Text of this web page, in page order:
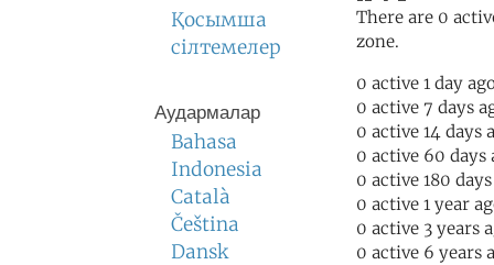
Қосымша
сілтемелер
Аудармалар
Bahasa
Indonesia
Català
Čeština
Dansk
There are 0
zone.
0 active 1 day
0 active 7 days
0 active 14 days
0 active 60 days
0 active 180
0 active 1 year
0 active 3 years
0 active 6 years